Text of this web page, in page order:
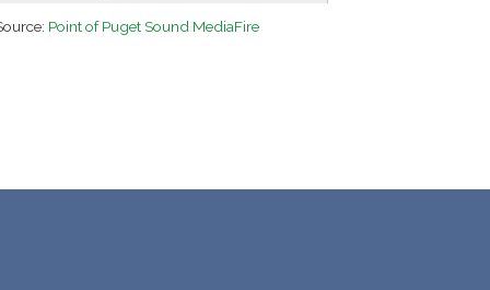
Point of Puget Sound MediaFire